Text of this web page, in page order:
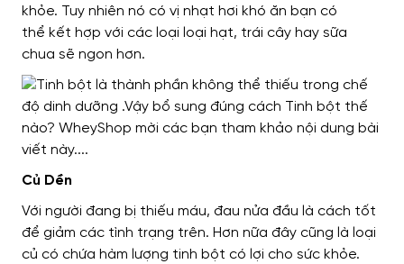
khỏe. Tuy nhiên nó có vị nhạt hơi khó ăn bạn có
thể kết hợp với các loại loại hạt, trái cây hay sữa
chua sẽ ngon hơn.
Củ Dền
Với người đang bị thiếu máu, đau nửa đầu là cách tốt
để giảm các tình trạng trên. Hơn nữa đây cũng là loại
củ có chứa hàm lượng tinh bột có lợi cho sức khỏe.